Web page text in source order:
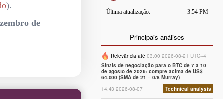
).
de
Principais análises
Relevância até 03:00 2026-08-21 UTC--4
Sinais de negociação para o BTC de 7 a 10
de agosto de 2026: compre acima de US$
64.000 (SMA de 21 – 0/8 Murray)
14:43 2026-08-07
Technical analysis